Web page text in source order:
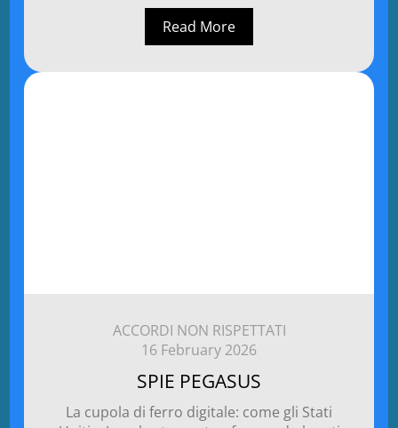
Read More
ACCORDI NON RISPETTATI
16 February 2026
SPIE PEGASUS
La cupola di ferro digitale: come gli Stati